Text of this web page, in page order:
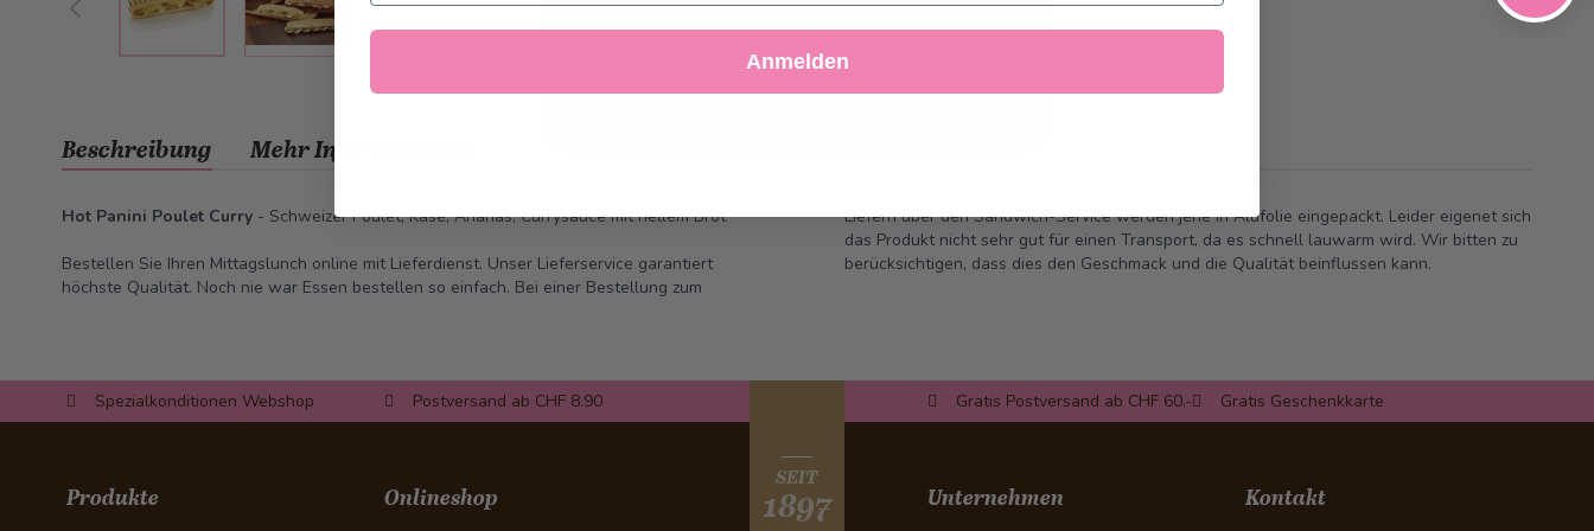
Beschreibung
Hot Panini Poulet Curry - Schweizer Poulet, Käse, Ananas, Currysauce mit hellem Brot
Bestellen Sie Ihren Mittagslunch online mit Lieferdienst. Unser Lieferservice garantiert
höchste Qualität. Noch nie war Essen bestellen so einfach. Bei einer Bestellung zum
Liefern über den Sandwich-Service werden jene in Alufolie eingepackt. Leider eigenet sich
das Produkt nicht sehr gut für einen Transport, da es schnell lauwarm wird. Wir bitten zu
berücksichtigen, dass dies den Geschmack und die Qualität beinflussen kann.
Mehr Informationen
Spezialkonditionen Webshop Postversand ab CHF 8.90 Gratis Postversand ab CHF 60.- Gratis Geschenkkarte
SEIT
1897
Produkte Onlineshop Unternehmen Kontakt
Akzeptieren
Einstellungen anpassen
Anmelden